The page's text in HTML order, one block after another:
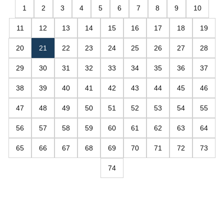
1 2 3 4 5 6 7 8 9 10
11 12 13 14 15 16 17 18 19
20 21 22 23 24 25 26 27 28
29 30 31 32 33 34 35 36 37
38 39 40 41 42 43 44 45 46
47 48 49 50 51 52 53 54 55
56 57 58 59 60 61 62 63 64
65 66 67 68 69 70 71 72 73
74